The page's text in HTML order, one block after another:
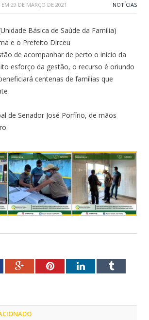
EM 29 DE MARÇO DE 2021 NOTÍCIAS
Básica de Saúde da Família)
e o Prefeito Dirceu
de acompanhar de perto o início da
esforço da gestão, o recurso é oriundo
centenas de famílias que
de Senador José Porfírio, de mãos
Google+PinterestLinkedInTumblr